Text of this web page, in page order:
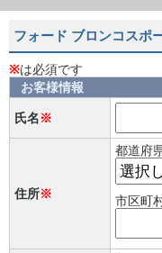
フォード ブロンコスポ
※は必須です
お客様情報
氏名※
住所※
都道府
市区町